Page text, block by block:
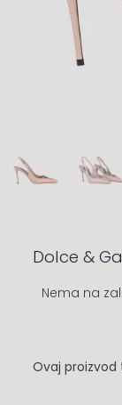
Dolce &
Nema na
Ovaj